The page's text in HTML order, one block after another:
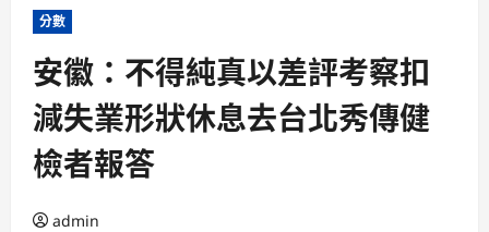
分數
安徽：不得純真以差評考察扣
減失業形狀休息去台北秀傳健
檢者報答
admin